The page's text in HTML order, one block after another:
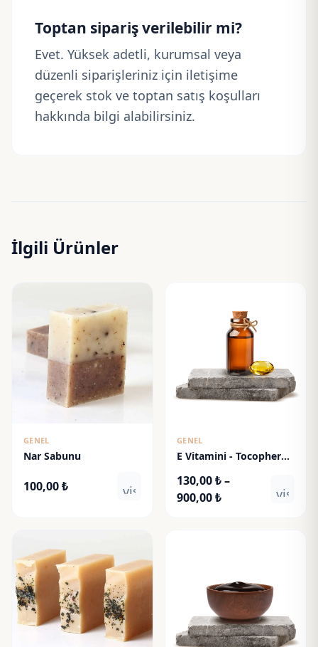
Toptan sipariş verilebilir mi?
Evet. Yüksek adetli, kurumsal veya
düzenli siparişleriniz için iletişime
geçerek stok ve toptan satış koşulları
hakkında bilgi alabilirsiniz.
İlgili Ürünler
GENEL
Nar Sabunu
100,00₺ visibility
GENEL
E Vitamini - Tocopheryl
130,00₺–
900,00₺Fiyat